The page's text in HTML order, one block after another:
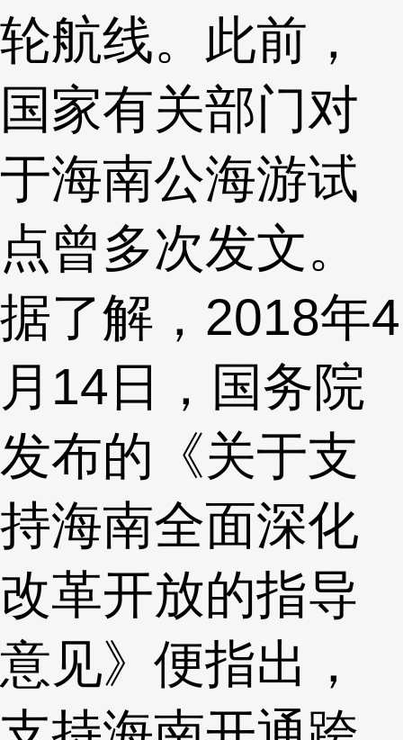
轮航线。此前，
国家有关部门对
于海南公海游试
点曾多次发文。
据了解，2018年4
月14日，国务院
发布的《关于支
持海南全面深化
改革开放的指导
意见》便指出，